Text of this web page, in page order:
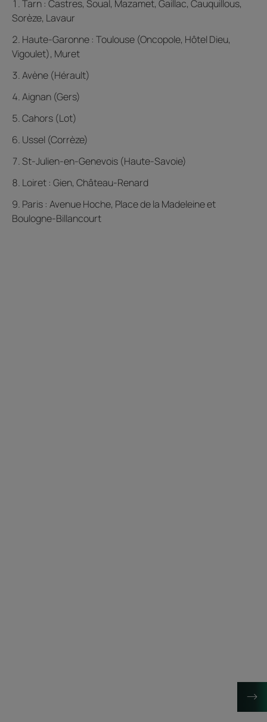
Tarn : Castres, Soual, Mazamet, Gaillac, Cauquillous,
Sorèze, Lavaur
Haute-Garonne : Toulouse (Oncopole, Hôtel Dieu,
Vigoulet), Muret
Avène (Hérault)
Aignan (Gers)
Cahors (Lot)
Ussel (Corrèze)
St-Julien-en-Genevois (Haute-Savoie)
Loiret : Gien, Château-Renard
Paris : Avenue Hoche, Place de la Madeleine et
Boulogne-Billancourt